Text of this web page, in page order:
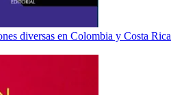
diversas en Colombia y Costa Rica